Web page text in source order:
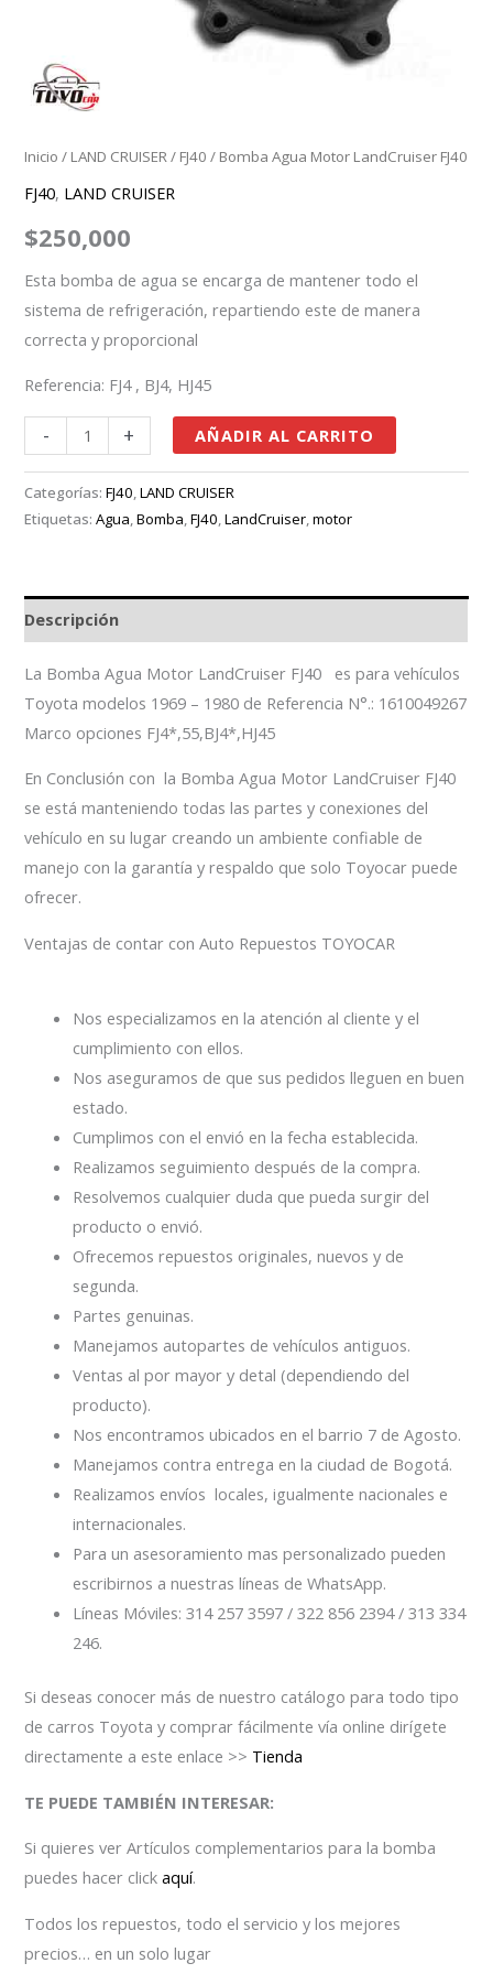
Inicio / LAND CRUISER/ FJ40 / Bomba Agua Motor LandCruiser FJ40
FJ40, LAND CRUISER
$250,000
Esta bomba de agua se encarga de mantener todo el
sistema de refrigeración, repartiendo este de manera
correcta y proporcional
Referencia: FJ4 , BJ4, HJ45
- + AÑADIR AL CARRITO
Categorías:FJ40,LAND CRUISER
Etiquetas:Agua,Bomba,FJ40,LandCruiser,motor
Descripción
La Bomba Agua Motor LandCruiser FJ40 es para vehículos
Toyota modelos 1969 – 1980 de Referencia N°.: 1610049267
Marco opciones FJ4*,55,BJ4*,HJ45
En Conclusión con la Bomba Agua Motor LandCruiser FJ40
se está manteniendo todas las partes y conexiones del
vehículo en su lugar creando un ambiente confiable de
manejo con la garantía y respaldo que solo Toyocar puede
ofrecer.
Ventajas de contar con Auto Repuestos TOYOCAR
Nos especializamos en la atención al cliente y el
cumplimiento con ellos.
Nos aseguramos de que sus pedidos lleguen en buen
estado.
Cumplimos con el envió en la fecha establecida.
Realizamos seguimiento después de la compra.
Resolvemos cualquier duda que pueda surgir del
producto o envió.
Ofrecemos repuestos originales, nuevos y de
segunda.
Partes genuinas.
Manejamos autopartes de vehículos antiguos.
Ventas al por mayor y detal (dependiendo del
producto).
Nos encontramos ubicados en el barrio 7 de Agosto.
Manejamos contra entrega en la ciudad de Bogotá.
Realizamos envíos locales, igualmente nacionales e
internacionales.
Para un asesoramiento mas personalizado pueden
escribirnos a nuestras líneas de WhatsApp.
Líneas Móviles: 314 257 3597 / 322 856 2394 / 313 334
246.
Si deseas conocer más de nuestro catálogo para todo tipo
de carros Toyota y comprar fácilmente vía online dirígete
directamente a este enlace >> Tienda
TE PUEDE TAMBIÉN INTERESAR:
Si quieres ver Artículos complementarios para la bomba
puedes hacer clickaquí.
Todos los repuestos, todo el servicio y los mejores
precios… en un solo lugar